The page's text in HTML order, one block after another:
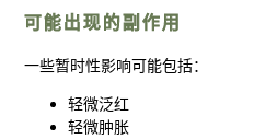
可能出现的副作用
一些暂时性影响可能包括：
轻微泛红
轻微肿胀